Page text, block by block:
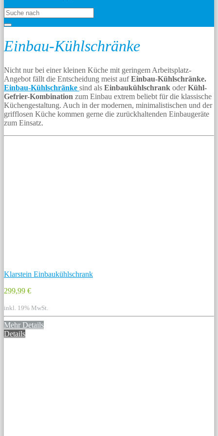
Einbau-Kühlschränke
Nicht nur bei einer kleinen Küche mit geringem Arbeitsplatz-
Angebot fällt die Entscheidung meist aufEinbau-Kühlschränke.
Einbau-Kühlschränke sind als Einbaukühlschrank oderKühl-
Gefrier-Kombination zum Einbau extrem beliebt für die klassische
Küchengestaltung. Auch in der modernen, minimalistischen und der
grifflosen Küche kommen gerne die zurückhaltenden Einbaugeräte
zum Einsatz.
Klarstein Einbaukühlschrank
299,99 €
inkl. 19% MwSt.
Mehr Details
Details